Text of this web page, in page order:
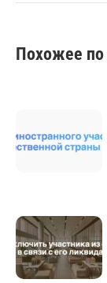
Похожее по